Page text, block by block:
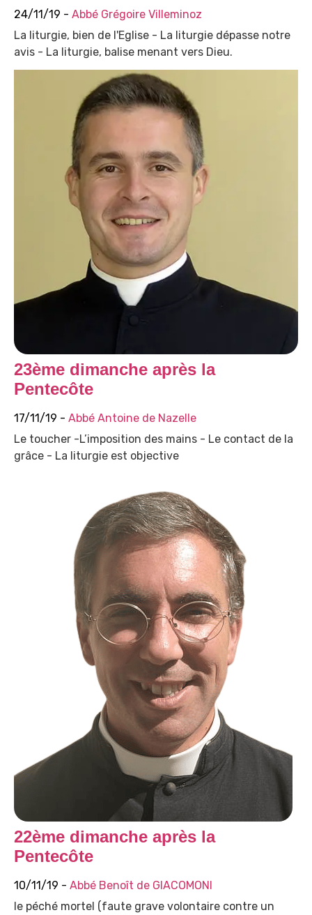
24/11/19 - Abbé Grégoire Villeminoz
La liturgie, bien de l'Eglise - La liturgie dépasse notre
avis - La liturgie, balise menant vers Dieu.
23ème dimanche après la
Pentecôte
17/11/19 - Abbé Antoine de Nazelle
Le toucher -L’imposition des mains - Le contact de la
grâce - La liturgie est objective
22ème dimanche après la
Pentecôte
10/11/19 - Abbé Benoît de GIACOMONI
le péché mortel (faute grave volontaire contre un